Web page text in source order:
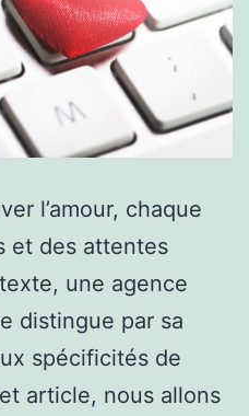
l’amour, chaque
et des attentes
une agence
distingue par sa
spécificités de
article, nous allons